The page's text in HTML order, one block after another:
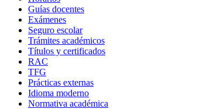
Guías docentes
Exámenes
Seguro escolar
Trámites académicos
Títulos y certificados
RAC
TFG
Prácticas externas
Idioma moderno
Normativa académica